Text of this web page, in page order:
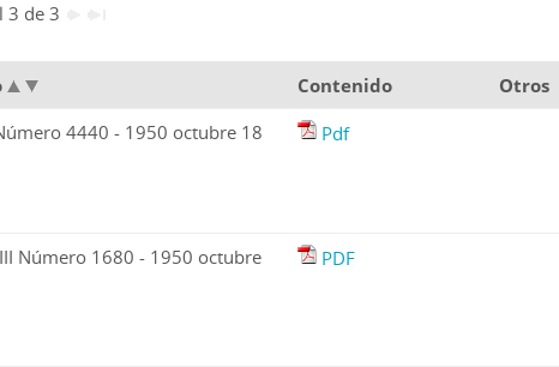
3 de 3
Contenido Otros
4440 - 1950 octubre 18 Pdf
Número 1680 - 1950 octubre
PDF